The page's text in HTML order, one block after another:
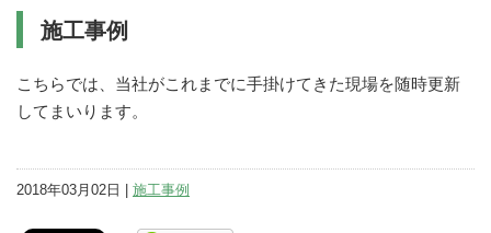
施工事例
こちらでは、当社がこれまでに手掛けてきた現場を随時更新
してまいります。
2018年03月02日 | 施工事例